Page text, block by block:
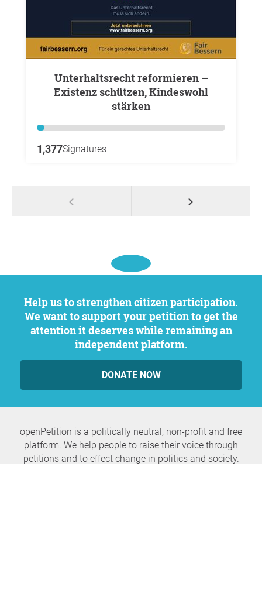
Unterhaltsrecht reformieren –
Existenz schützen, Kindeswohl
stärken
1,377Signatures
Help us to strengthen citizen participation.
We want to support your petition to get the
attention it deserves while remaining an
independent platform.
DONATE NOW
openPetition is a politically neutral, non-profit and free
platform. We help people to raise their voice through
petitions and to effect change in politics and society.